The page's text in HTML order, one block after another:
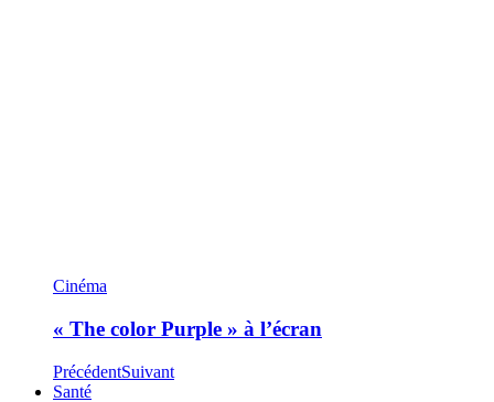
Cinéma
« The color Purple » à l’écran
PrécédentSuivant
Santé